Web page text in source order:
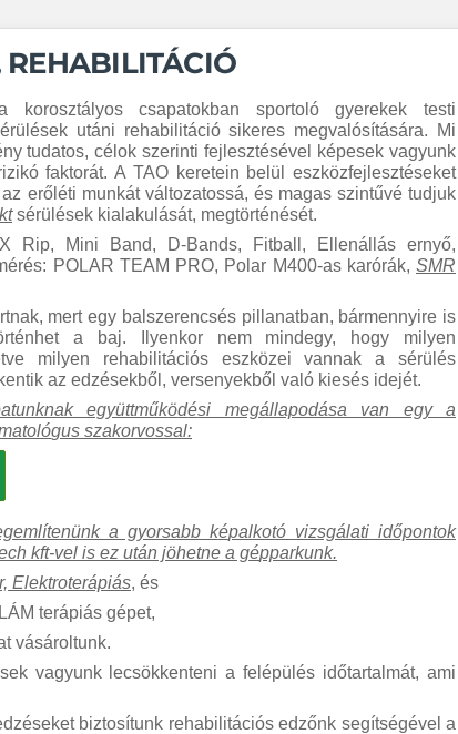
REHABILITÁCIÓ
korosztályos csapatokban sportoló gyerekek testi
utáni rehabilitáció sikeres megvalósítására. Mi
tudatos, célok szerinti fejlesztésével képesek vagyunk
faktorát. A TAO keretein belül eszközfejlesztéseket
erőléti munkát változatossá, és magas szintűvé tudjuk
sérülések kialakulását, megtörténését.
Rip, Mini Band, D-Bands, Fitball, Ellenállás ernyő,
POLAR TEAM PRO, Polar M400-as karórák, SMR
mert egy balszerencsés pillanatban, bármennyire is
a baj. Ilyenkor nem mindegy, hogy milyen
milyen rehabilitációs eszközei vannak a sérülés
az edzésekből, versenyekből való kiesés idejét.
együttműködési megállapodása van egy a
ógus szakorvossal:
a gyorsabb képalkotó vizsgálati időpontok
kft-vel is ez után jöhetne a gépparkunk.
Elektroterápiás, és
terápiás gépet,
vásároltunk.
vagyunk lecsökkenteni a felépülés időtartalmát, ami
biztosítunk rehabilitációs edzőnk segítségével a